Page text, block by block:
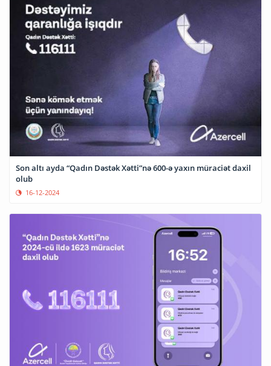
Son altı ayda “Qadın Dəstək Xətti”nə 600-ə yaxın müraciət daxil
olub
16-12-2024